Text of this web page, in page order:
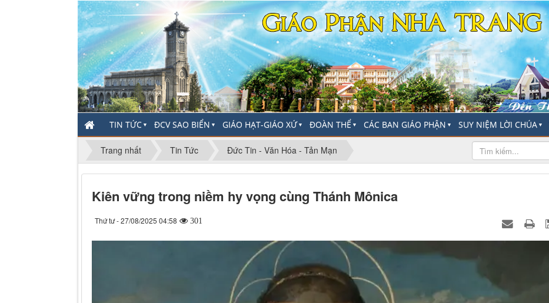
TIN TỨC ▼ ĐCV SAO BIỂN ▼ GIÁO HẠT-GIÁO XỨ▼ ĐOÀN THỂ ▼ CÁC BAN GIÁO PHẬN ▼ SUY NIỆM LỜI CHÚA ▼
Trang nhất Tin Tức Đức Tin - Văn Hóa - Tản Mạn
Kiên vững trong niềm hy vọng cùng Thánh Mônica
Thứ tư - 27/08/2025 04:58 301